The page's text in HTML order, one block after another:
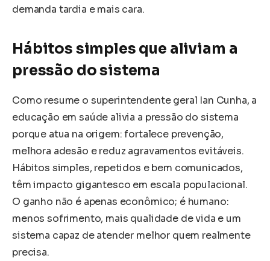
demanda tardia e mais cara.
Hábitos simples que aliviam a
pressão do sistema
Como resume o superintendente geral Ian Cunha, a
educação em saúde alivia a pressão do sistema
porque atua na origem: fortalece prevenção,
melhora adesão e reduz agravamentos evitáveis.
Hábitos simples, repetidos e bem comunicados,
têm impacto gigantesco em escala populacional.
O ganho não é apenas econômico; é humano:
menos sofrimento, mais qualidade de vida e um
sistema capaz de atender melhor quem realmente
precisa.